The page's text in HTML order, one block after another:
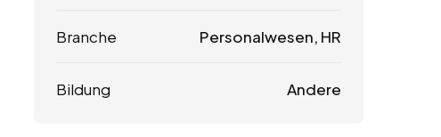
Branche Personalwesen, HR
Bildung Andere